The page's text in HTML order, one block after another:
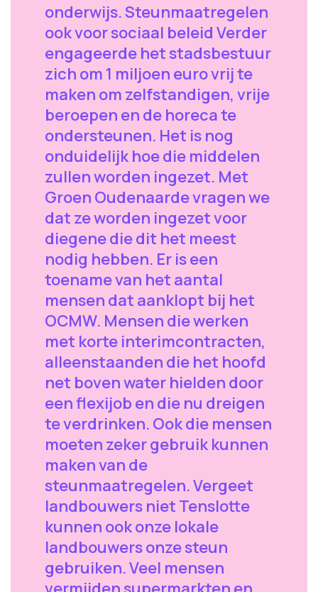
onderwijs. Steunmaatregelen
ook voor sociaal beleid Verder
engageerde het stadsbestuur
zich om 1 miljoen euro vrij te
maken om zelfstandigen, vrije
beroepen en de horeca te
ondersteunen. Het is nog
onduidelijk hoe die middelen
zullen worden ingezet. Met
Groen Oudenaarde vragen we
dat ze worden ingezet voor
diegene die dit het meest
nodig hebben. Er is een
toename van het aantal
mensen dat aanklopt bij het
OCMW. Mensen die werken
met korte interimcontracten,
alleenstaanden die het hoofd
net boven water hielden door
een flexijob en die nu dreigen
te verdrinken. Ook die mensen
moeten zeker gebruik kunnen
maken van de
steunmaatregelen. Vergeet
landbouwers niet Tenslotte
kunnen ook onze lokale
landbouwers onze steun
gebruiken. Veel mensen